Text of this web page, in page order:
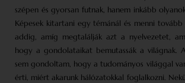
szépen és gyorsan futnak, hanem inkább
Képesek kitartani egy témánál és menni
addig, amíg megtalálják azt a nyelvezetet,
hogy a gondolataikat bemutassák a világnak.
sem gondoltam, hogy a tudományos világgal
érti, miért akarunk hálózatokkal foglalkozni.